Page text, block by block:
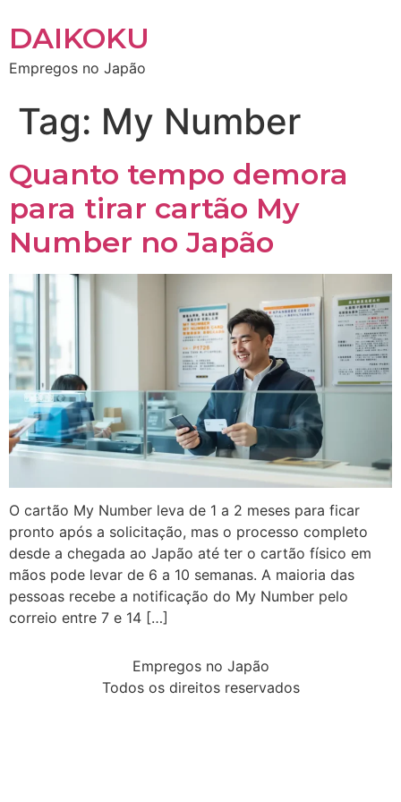
DAIKOKU
Empregos no Japão
Tag: My Number
Quanto tempo demora
para tirar cartão My
Number no Japão
O cartão My Number leva de 1 a 2 meses para ficar
pronto após a solicitação, mas o processo completo
desde a chegada ao Japão até ter o cartão físico em
mãos pode levar de 6 a 10 semanas. A maioria das
pessoas recebe a notificação do My Number pelo
correio entre 7 e 14 […]
Empregos no Japão
Todos os direitos reservados